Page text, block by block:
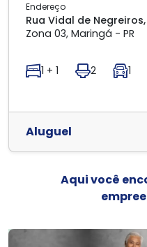
Endereço
Rua Vidal de
Zona 03, Maringá - PR
1 + 1 2 1
Aluguel
Aqui você